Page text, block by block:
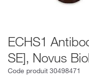
ECHS1
SE], Novus
Code produit 30498471